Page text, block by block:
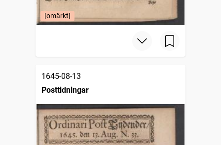
[omärkt]
1645-08-13
Posttidningar